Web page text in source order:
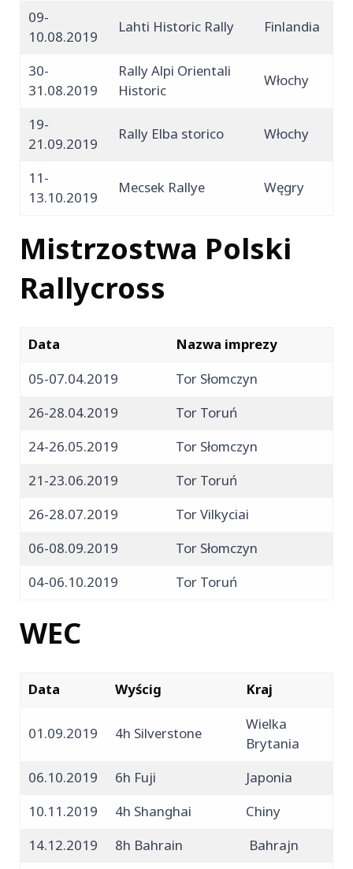
09-
10.08.2019
Lahti Historic Rally Finlandia
30-
31.08.2019
Rally Alpi Orientali
Historic
Włochy
19-
21.09.2019
Rally Elba storico Włochy
11-
13.10.2019
Mecsek Rallye Węgry
Mistrzostwa Polski
Rallycross
Data
Nazwa imprezy
05-07.04.2019
Tor Słomczyn
26-28.04.2019
Tor Toruń
24-26.05.2019
Tor Słomczyn
21-23.06.2019
Tor Toruń
26-28.07.2019
Tor Vilkyciai
06-08.09.2019
Tor Słomczyn
04-06.10.2019
Tor Toruń
WEC
Data Wyścig Kraj
01.09.2019 4h Silverstone
Wielka
Brytania
06.10.2019
6h Fuji
Japonia
10.11.2019
4h Shanghai
Chiny
14.12.2019
8h Bahrain
Bahrajn